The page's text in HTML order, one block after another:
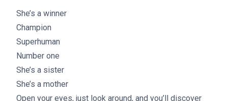
She’s a winner
Champion
Superhuman
Number one
She’s a sister
She’s a mother
Open your eyes, just look around, and you’ll discover